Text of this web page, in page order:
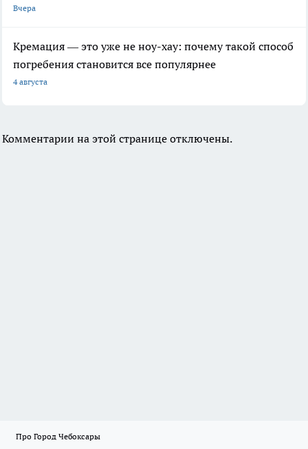
Вчера
Кремация — это уже не ноу-хау: почему такой способ
погребения становится все популярнее
4 августа
Комментарии на этой странице отключены.
Про Город Чебоксары